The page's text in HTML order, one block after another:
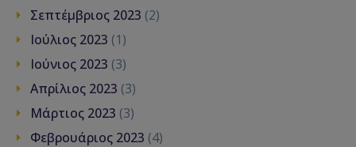
Σεπτέμβριος 2023 (2)
Ιούλιος 2023 (1)
Ιούνιος 2023 (3)
Απρίλιος 2023 (3)
Μάρτιος 2023 (3)
Φεβρουάριος 2023 (4)